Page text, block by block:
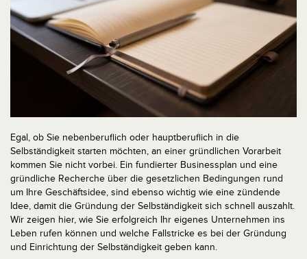
Egal, ob Sie nebenberuflich oder hauptberuflich in die
Selbständigkeit starten möchten, an einer gründlichen Vorarbeit
kommen Sie nicht vorbei. Ein fundierter Businessplan und eine
gründliche Recherche über die gesetzlichen Bedingungen rund
um Ihre Geschäftsidee, sind ebenso wichtig wie eine zündende
Idee, damit die Gründung der Selbständigkeit sich schnell auszahlt.
Wir zeigen hier, wie Sie erfolgreich Ihr eigenes Unternehmen ins
Leben rufen können und welche Fallstricke es bei der Gründung
und Einrichtung der Selbständigkeit geben kann.